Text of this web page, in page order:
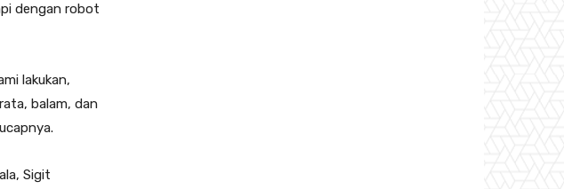
dengan robot
lakukan,
balam, dan
Sigit